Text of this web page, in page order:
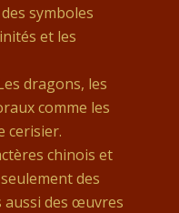
symboles
et les
dragons, les
comme les
cerisier.
chinois et
des
aussi des œuvres